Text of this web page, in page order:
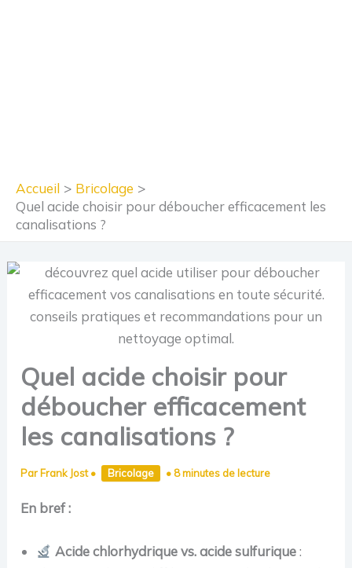
Accueil
Bricolage
Quel acide choisir pour déboucher efficacement les
canalisations ?
Quel acide choisir pour
déboucher efficacement
les canalisations ?
Par Frank Jost• Bricolage • 8 minutes de lecture
En bref :
Acide chlorhydrique vs. acide sulfurique: